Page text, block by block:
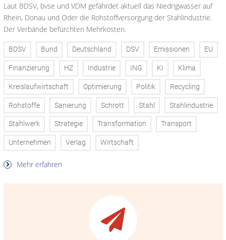
Laut BDSV, bvse und VDM gefährdet aktuell das Niedrigwasser auf
Rhein, Donau und Oder die Rohstoffversorgung der Stahlindustrie.
Der Verbände befürchten Mehrkosten.
BDSV Bund Deutschland DSV Emissionen EU
Finanzierung HZ Industrie ING KI Klima
Kreislaufwirtschaft Optimierung Politik Recycling
Rohstoffe Sanierung Schrott Stahl Stahlindustrie
Stahlwerk Strategie Transformation Transport
Unternehmen Verlag Wirtschaft
Mehr erfahren